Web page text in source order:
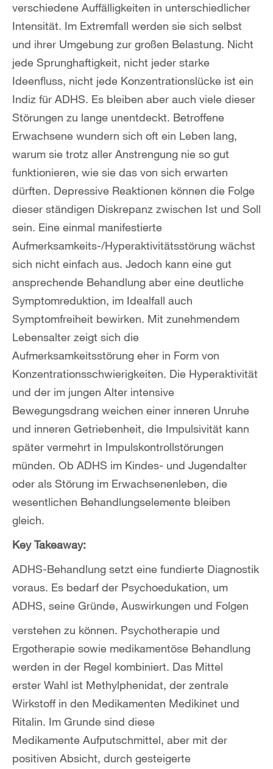
verschiedene Auffälligkeiten in unterschiedlicher
Intensität. Im Extremfall werden sie sich selbst
und ihrer Umgebung zur großen Belastung. Nicht
jede Sprunghaftigkeit, nicht jeder starke
Ideenfluss, nicht jede Konzentrationslücke ist ein
Indiz für ADHS. Es bleiben aber auch viele dieser
Störungen zu lange unentdeckt. Betroffene
Erwachsene wundern sich oft ein Leben lang,
warum sie trotz aller Anstrengung nie so gut
funktionieren, wie sie das von sich erwarten
dürften. Depressive Reaktionen können die Folge
dieser ständigen Diskrepanz zwischen Ist und Soll
sein. Eine einmal manifestierte
Aufmerksamkeits-/Hyperaktivitätsstörung wächst
sich nicht einfach aus. Jedoch kann eine gut
ansprechende Behandlung aber eine deutliche
Symptomreduktion, im Idealfall auch
Symptomfreiheit bewirken. Mit zunehmendem
Lebensalter zeigt sich die
Aufmerksamkeitsstörung eher in Form von
Konzentrationsschwierigkeiten. Die Hyperaktivität
und der im jungen Alter intensive
Bewegungsdrang weichen einer inneren Unruhe
und inneren Getriebenheit, die Impulsivität kann
später vermehrt in Impulskontrollstörungen
münden. Ob ADHS im Kindes- und Jugendalter
oder als Störung im Erwachsenenleben, die
wesentlichen Behandlungselemente bleiben
gleich.
Key Takeaway:
ADHS-Behandlung setzt eine fundierte Diagnostik
voraus. Es bedarf der Psychoedukation, um
ADHS, seine Gründe, Auswirkungen und Folgen
verstehen zu können. Psychotherapie und
Ergotherapie sowie medikamentöse Behandlung
werden in der Regel kombiniert. Das Mittel
erster Wahl ist Methylphenidat, der zentrale
Wirkstoff in den Medikamenten Medikinet und
Ritalin. Im Grunde sind diese
Medikamente Aufputschmittel, aber mit der
positiven Absicht, durch gesteigerte